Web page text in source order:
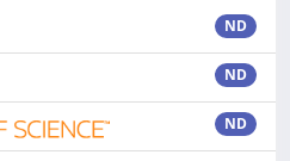
ND
ND
ND